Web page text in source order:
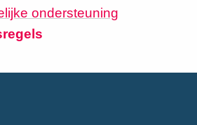
ondersteuning